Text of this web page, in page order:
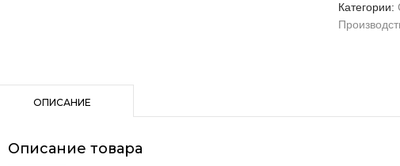
Категории:
ОПИСАНИЕ
Описание товара